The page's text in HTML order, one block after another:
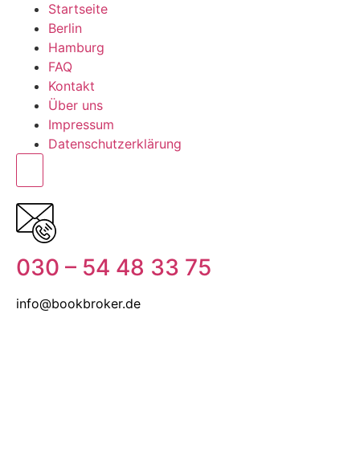
Startseite
Berlin
Hamburg
FAQ
Kontakt
Über uns
Impressum
Datenschutzerklärung
030 – 54 48 33 75
info@bookbroker.de